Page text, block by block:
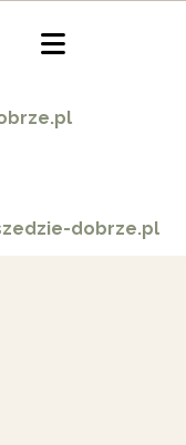
dobrze.pl